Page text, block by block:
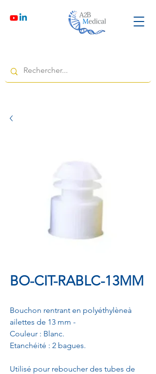
BO-CIT-RABLC-13MM
Bouchon rentrant en polyéthylèneà
ailettes de 13 mm -
Couleur : Blanc.
Etanchéité : 2 bagues.
Utilisé pour reboucher des tubes de